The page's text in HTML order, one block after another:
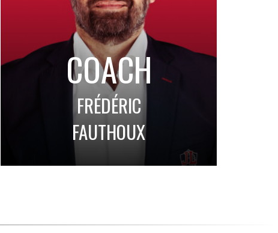
COACH
FRÉDÉRIC
FAUTHOUX